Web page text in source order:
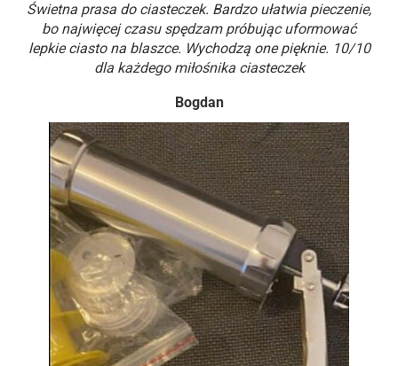
Świetna prasa do ciasteczek. Bardzo ułatwia pieczenie,
bo najwięcej czasu spędzam próbując uformować
lepkie ciasto na blaszce. Wychodzą one pięknie. 10/10
dla każdego miłośnika ciasteczek
Bogdan